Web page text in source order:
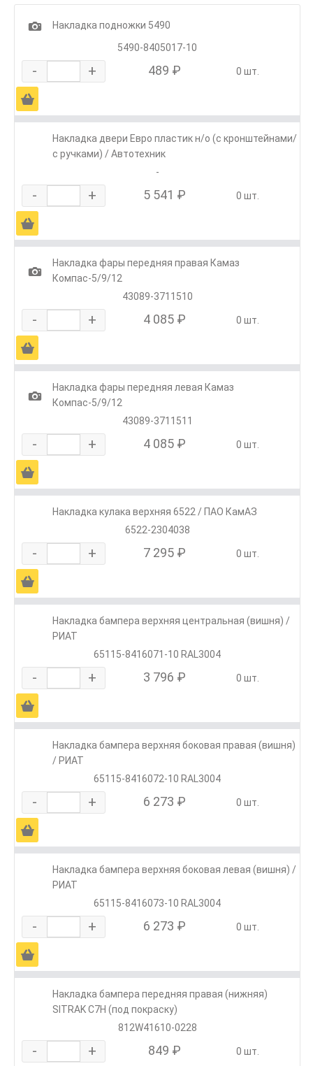
1
Накладка подножки 5490
5490-8405017-10
- + 489 ₽ 0 шт.
Ä
Накладка двери Евро пластик н/о (с кронштейнами/
с ручками) / Автотехник
-
- + 5 541 ₽ 0 шт.
Ä
1
Накладка фары передняя правая Камаз
Компас-5/9/12
43089-3711510
- + 4 085 ₽ 0 шт.
Ä
1
Накладка фары передняя левая Камаз
Компас-5/9/12
43089-3711511
- + 4 085 ₽ 0 шт.
Ä
Накладка кулака верхняя 6522 / ПАО КамАЗ
6522-2304038
- + 7 295 ₽ 0 шт.
Ä
Накладка бампера верхняя центральная (вишня) /
РИАТ
65115-8416071-10 RAL3004
- + 3 796 ₽ 0 шт.
Ä
Накладка бампера верхняя боковая правая (вишня)
/ РИАТ
65115-8416072-10 RAL3004
- + 6 273 ₽ 0 шт.
Ä
Накладка бампера верхняя боковая левая (вишня) /
РИАТ
65115-8416073-10 RAL3004
- + 6 273 ₽ 0 шт.
Ä
Накладка бампера передняя правая (нижняя)
SITRAK C7H (под покраску)
812W41610-0228
- + 849 ₽ 0 шт.